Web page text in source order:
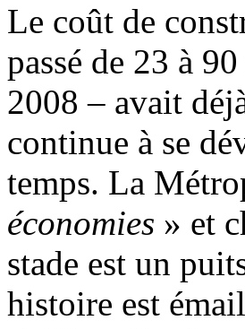
Le coût de
passé de 23 à
2008 – avait
continue à se
temps. La
économies » et
stade est un
histoire est